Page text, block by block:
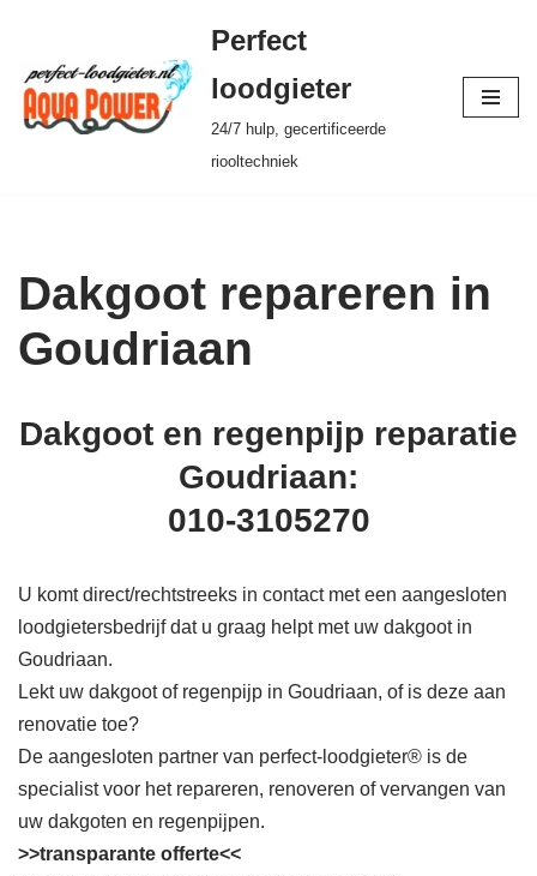
Ga
naar
de
Perfect
loodgieter
24/7 hulp, gecertificeerde
riooltechniek
Dakgoot repareren in
Goudriaan
Dakgoot en regenpijp reparatie
Goudriaan:
010-3105270
U komt direct/rechtstreeks in contact met een aangesloten
loodgietersbedrijf dat u graag helpt met uw dakgoot in
Goudriaan.
Lekt uw dakgoot of regenpijp in Goudriaan, of is deze aan
renovatie toe?
De aangesloten partner van perfect-loodgieter® is de
specialist voor het repareren, renoveren of vervangen van
uw dakgoten en regenpijpen.
>>transparante offerte<<